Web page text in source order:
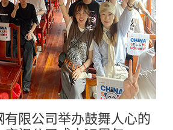
限公司举办鼓舞人心的